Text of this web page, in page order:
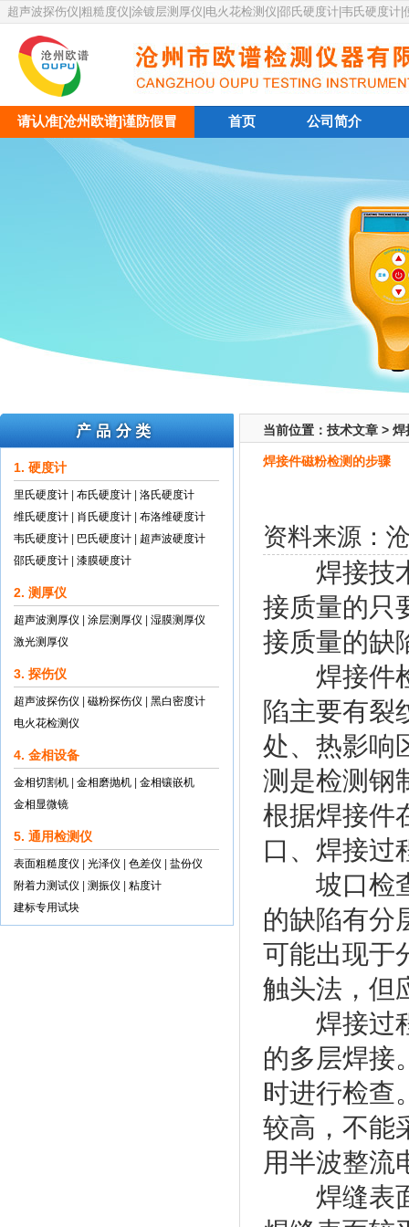
超声波探伤仪|粗糙度仪|涂镀层测厚仪|电火花检测仪|邵氏硬度计|韦氏硬度计|
请认准[沧州欧谱]谨防假冒 首页 公司简介
1. 硬度计
里氏硬度计 布氏硬度计
洛氏硬度计
维氏硬度计
肖氏硬度计
布洛维硬度计
韦氏硬度计
巴氏硬度计
超声波硬度计
邵氏硬度计
漆膜硬度计
2. 测厚仪
超声波测厚仪 涂层测厚仪
湿膜测厚仪
激光测厚仪
3. 探伤仪
超声波探伤仪 磁粉探伤仪
黑白密度计
电火花检测仪
4. 金相设备
金相切割机 金相磨抛机
金相镶嵌机
金相显微镜
5. 通用检测仪
表面粗糙度仪 光泽仪 色差仪
盐份仪
附着力测试仪
测振仪
粘度计
建标专用试块
当前位置： 技术文章 > 焊
焊接件磁粉检测的步骤
资料来源：
焊接技术
接质量的只
接质量的缺
焊接件检
陷主要有裂
处、热影响
测是检测钢
根据焊接件
口、焊接过
坡口检查
的缺陷有分
可能出现于
触头法，但
焊接过程
的多层焊接
时进行检查
较高，不能
用半波整流
焊缝表面